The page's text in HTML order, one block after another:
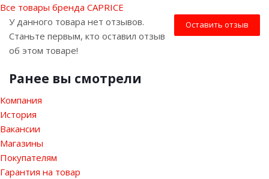
Все товары бренда CAPRICE
Оставить отзыв
У данного товара нет отзывов.
Станьте первым, кто оставил отзыв
об этом товаре!
Ранее вы смотрели
Компания
История
Вакансии
Магазины
Покупателям
Гарантия на товар